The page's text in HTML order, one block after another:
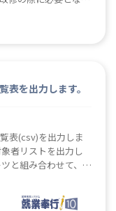
ご参照ください。
れます。 （１）動
暫定処置の復元チェ
表を出力します。
表(csv)を出力しま
と組み合わせて、リ